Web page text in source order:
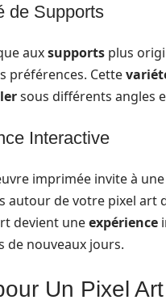
de Supports
auxsupports plus
préférences. Cette
sous différents angles
Interactive
imprimée invite à une
autour de votre pixel art
devient uneexpérience
de nouveaux jours.
Un Pixel